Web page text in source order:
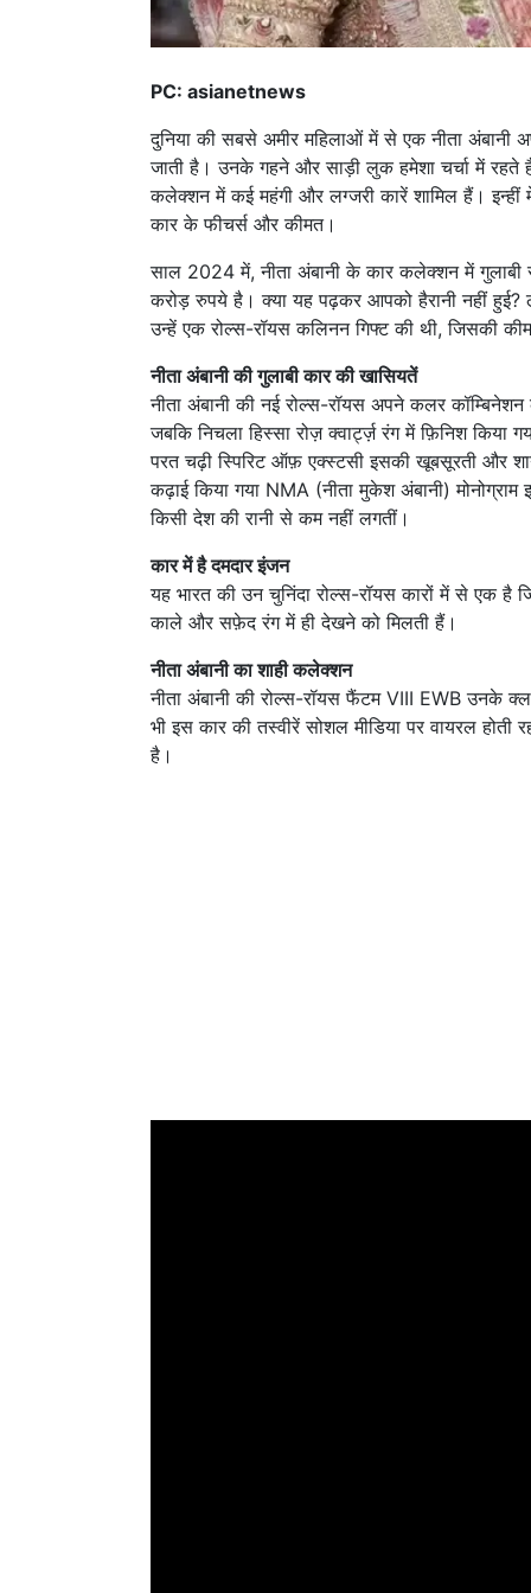
PC: asianetnews
दुनिया की सबसे अमीर महिलाओं में से एक नीता अंबानी
जाती है। उनके गहने और साड़ी लुक हमेशा चर्चा में रहते
कलेक्शन में कई महंगी और लग्जरी कारें शामिल हैं।
कार के फीचर्स और कीमत।
साल 2024 में, नीता अंबानी के कार कलेक्शन में
करोड़ रुपये है। क्या यह पढ़कर आपको हैरानी नहीं
उन्हें एक रोल्स-रॉयस कलिनन गिफ्ट की थी, जिसकी
नीता अंबानी की गुलाबी कार की खासियतें
नीता अंबानी की नई रोल्स-रॉयस अपने कलर
जबकि निचला हिस्सा रोज़ क्वार्ट्ज़ रंग में फ़िनिश
परत चढ़ी स्पिरिट ऑफ़ एक्स्टसी इसकी खूबसूरती और
कढ़ाई किया गया NMA (नीता मुकेश अंबानी)
किसी देश की रानी से कम नहीं लगतीं।
कार में है दमदार इंजन
यह भारत की उन चुनिंदा रोल्स-रॉयस कारों में से एक है
काले और सफ़ेद रंग में ही देखने को मिलती हैं।
नीता अंबानी का शाही कलेक्शन
नीता अंबानी की रोल्स-रॉयस फैंटम VIII EWB उनके
भी इस कार की तस्वीरें सोशल मीडिया पर वायरल
है।